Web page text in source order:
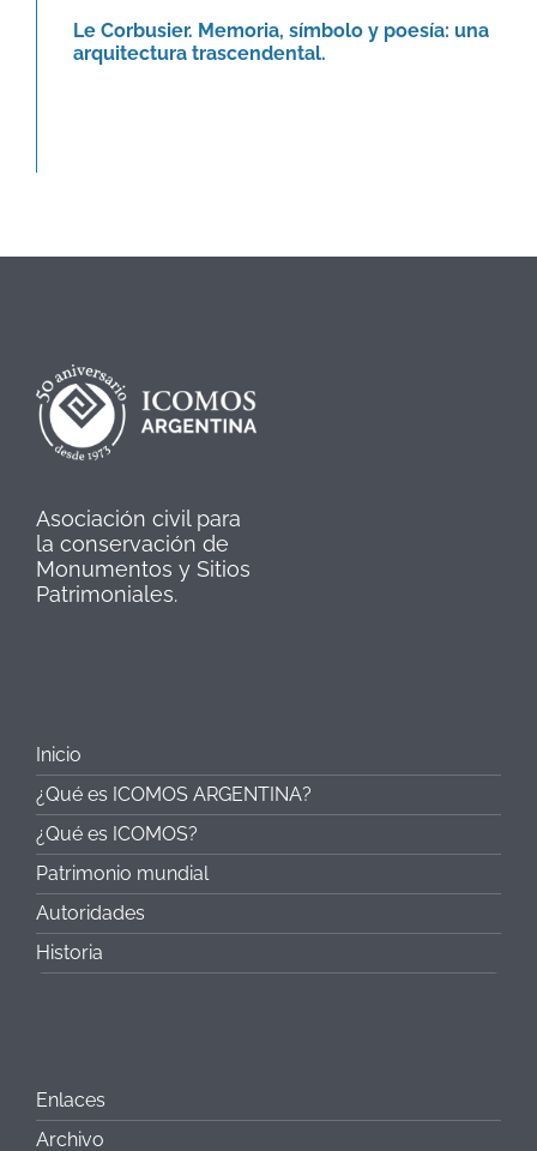
Le Corbusier. Memoria, símbolo y poesía: una
arquitectura trascendental.
Asociación civil para
la conservación de
Monumentos y Sitios
Patrimoniales.
Inicio
¿Qué es ICOMOS ARGENTINA?
¿Qué es ICOMOS?
Patrimonio mundial
Autoridades
Historia
Enlaces
Archivo